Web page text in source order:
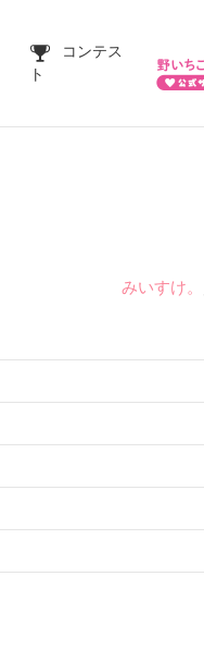
コンテス
ト
みいすけ。